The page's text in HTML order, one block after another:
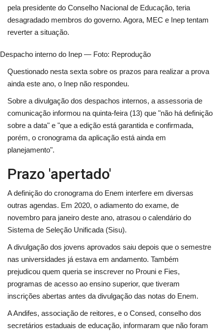
pela presidente do Conselho Nacional de Educação, teria
desagradado membros do governo. Agora, MEC e Inep tentam
reverter a situação.
Despacho interno do Inep — Foto: Reprodução
Questionado nesta sexta sobre os prazos para realizar a prova
ainda este ano, o Inep não respondeu.
Sobre a divulgação dos despachos internos, a assessoria de
comunicação informou na quinta-feira (13) que "não há definição
sobre a data" e "que a edição está garantida e confirmada,
porém, o cronograma da aplicação está ainda em
planejamento".
Prazo 'apertado'
A definição do cronograma do Enem interfere em diversas
outras agendas. Em 2020, o adiamento do exame, de
novembro para janeiro deste ano, atrasou o calendário do
Sistema de Seleção Unificada (Sisu).
A divulgação dos jovens aprovados saiu depois que o semestre
nas universidades já estava em andamento. Também
prejudicou quem queria se inscrever no Prouni e Fies,
programas de acesso ao ensino superior, que tiveram
inscrições abertas antes da divulgação das notas do Enem.
A Andifes, associação de reitores, e o Consed, conselho dos
secretários estaduais de educação, informaram que não foram